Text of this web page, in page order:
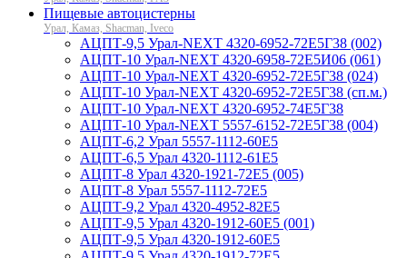
Пищевые автоцистерны
Урал, Камаз, Shacman, Iveco
АЦПТ-9,5 Урал-NEXT 4320-6952-72Е5Г38 (002)
АЦПТ-10 Урал-NEXT 4320-6958-72Е5И06 (061)
АЦПТ-10 Урал-NEXT 4320-6952-72Е5Г38 (024)
АЦПТ-10 Урал-NEXT 4320-6952-72Е5Г38 (сп.м.)
АЦПТ-10 Урал-NEXT 4320-6952-74Е5Г38
АЦПТ-10 Урал-NEXT 5557-6152-72Е5Г38 (004)
АЦПТ-6,2 Урал 5557-1112-60Е5
АЦПТ-6,5 Урал 4320-1112-61Е5
АЦПТ-8 Урал 4320-1921-72Е5 (005)
АЦПТ-8 Урал 5557-1112-72Е5
АЦПТ-9,2 Урал 4320-4952-82Е5
АЦПТ-9,5 Урал 4320-1912-60Е5 (001)
АЦПТ-9,5 Урал 4320-1912-60Е5